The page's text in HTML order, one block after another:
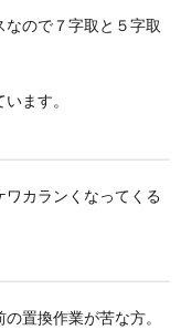
ので７字取と５字取
ます。
カランくなってくる
置換作業が苦な方。